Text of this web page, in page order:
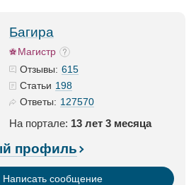
Багира
Магистр
Отзывы: 615
Статьи 198
Ответы: 127570
На портале: 13 лет 3 месяца
профиль
Написать сообщение